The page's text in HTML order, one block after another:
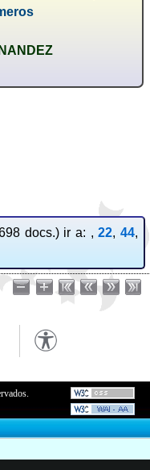
docs.) ir a: ,22,44,